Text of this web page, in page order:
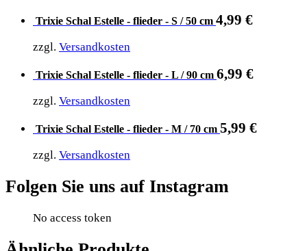
Trixie Schal Estelle - flieder - S / 50 cm 4,99 €
zzgl. Versandkosten
Trixie Schal Estelle - flieder - L / 90 cm 6,99 €
zzgl. Versandkosten
Trixie Schal Estelle - flieder - M / 70 cm 5,99 €
zzgl. Versandkosten
Folgen Sie uns auf Instagram
No access token